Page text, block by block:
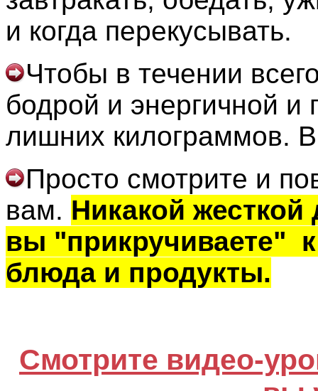
и когда перекусывать.
Чтобы в течении
бодрой и энергичной и
лишних килограммов.
Просто смотрите и
вам. Никакой
вы "прикручиваете"
блюда и продукты.
Смотрите видео-